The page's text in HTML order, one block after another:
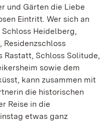
und Gärten die Liebe
Eintritt. Wer sich an
Heidelberg,
Residenzschloss
Rastatt, Schloss Solitude,
sowie dem
kann zusammen mit
die historischen
Reise in die
etwas ganz